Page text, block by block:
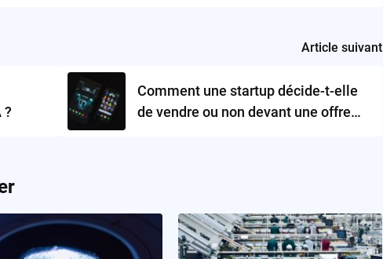
?
Article suivant
Comment une startup décide-t-elle
de vendre ou non devant une offre